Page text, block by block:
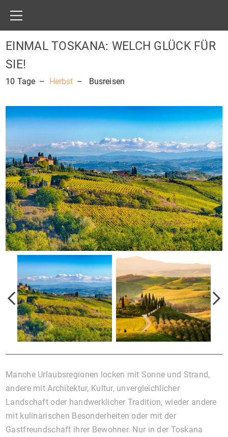
EINMAL TOSKANA: WELCH GLÜCK FÜR
SIE!
10 Tage – Herbst – Busreisen
Manche Urlaubsregionen locken mit Sonne und Strand,
andere mit Architektur, Kultur, unvergleichlicher
Landschaft oder handwerklicher Tradition, wieder andere
mit kulinarischen Besonderheiten oder mit der
Gastfreundschaft ihrer Bewohner. Nur in der Toskana